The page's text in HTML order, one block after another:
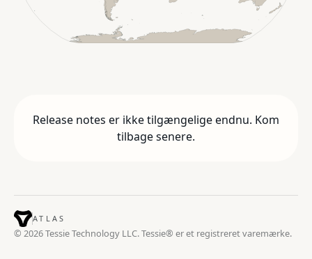
Release notes er ikke tilgængelige endnu. Kom
tilbage senere.
ATLAS
© 2026 Tessie Technology LLC. Tessie® er et registreret varemærke.